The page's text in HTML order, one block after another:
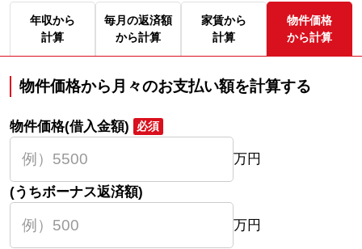
年収から
計算
毎月の返済額
から計算
家賃から
計算
物件価格
から計算
物件価格から月々のお支払い額を計算する
物件価格(借入金額) 必須
万円
(うちボーナス返済額)
万円